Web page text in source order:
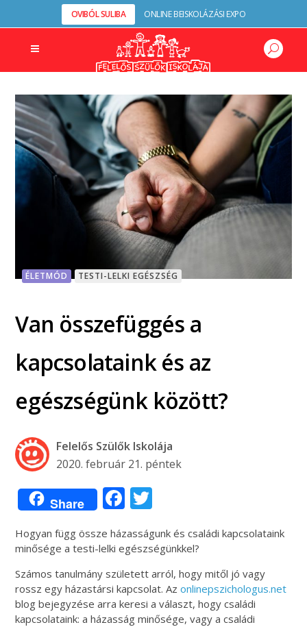
OVIBÓL SULIBA ONLINE BEISKOLÁZÁSI EXPO
ÉLETMÓD TESTI-LELKI EGÉSZSÉG
Van összefüggés a
kapcsolataink és az
egészségünk között?
Felelős Szülők Iskolája
2020. február 21. péntek
Share Facebook
Hogyan függ össze házasságunk és családi kapcsolataink
minősége a testi-lelki egészségünkkel?
Számos tanulmány született arról, hogy mitől jó vagy
rossz egy házastársi kapcsolat. Azonlinepszichologus.net
blog bejegyzése arra keresi a választ, hogy családi
kapcsolataink: a házasság minősége, vagy a családi